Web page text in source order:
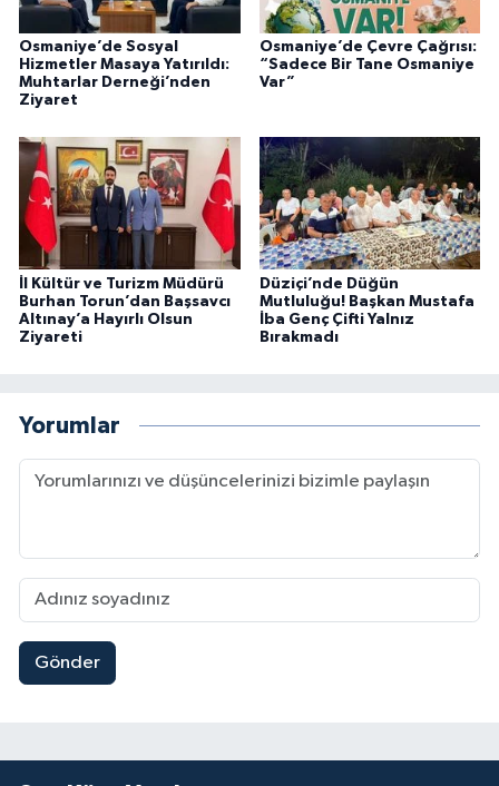
Osmaniye’de Sosyal
Hizmetler Masaya Yatırıldı:
Muhtarlar Derneği’nden
Ziyaret
Osmaniye’de Çevre Çağrısı:
“Sadece Bir Tane Osmaniye
Var”
İl Kültür ve Turizm Müdürü
Burhan Torun’dan Başsavcı
Altınay’a Hayırlı Olsun
Ziyareti
Düziçi’nde Düğün
Mutluluğu! Başkan Mustafa
İba Genç Çifti Yalnız
Bırakmadı
Yorumlar
Gönder